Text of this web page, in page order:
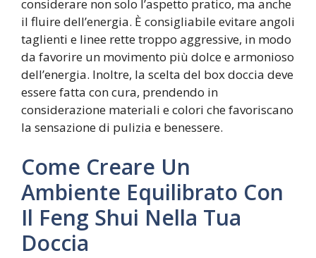
considerare non solo l’aspetto pratico, ma anche
il fluire dell’energia. È consigliabile evitare angoli
taglienti e linee rette troppo aggressive, in modo
da favorire un movimento più dolce e armonioso
dell’energia. Inoltre, la scelta del box doccia deve
essere fatta con cura, prendendo in
considerazione materiali e colori che favoriscano
la sensazione di pulizia e benessere.
Come Creare Un
Ambiente Equilibrato Con
Il Feng Shui Nella Tua
Doccia